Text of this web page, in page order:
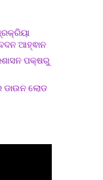
ଆହ୍ଵାନ
ପକ୍ଷରୁ
ଲୋଡ